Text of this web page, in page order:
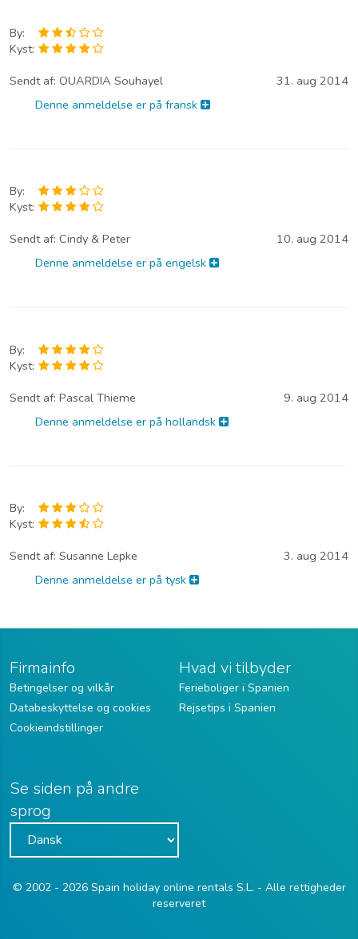
By:
Kyst:
Sendt af: OUARDIA Souhayel
31. aug 2014
Denne anmeldelse er på fransk
By:
Kyst:
Sendt af: Cindy & Peter
10. aug 2014
Denne anmeldelse er på engelsk
By:
Kyst:
Sendt af: Pascal Thieme
9. aug 2014
Denne anmeldelse er på hollandsk
By:
Kyst:
Sendt af: Susanne Lepke
3. aug 2014
Denne anmeldelse er på tysk
Firmainfo
Betingelser og vilkår
Databeskyttelse og cookies
Cookieindstillinger
Hvad vi tilbyder
Ferieboliger i Spanien
Rejsetips i Spanien
Se siden på andre
sprog
© 2002 - 2026 Spain holiday online rentals S.L. - Alle rettigheder
reserveret